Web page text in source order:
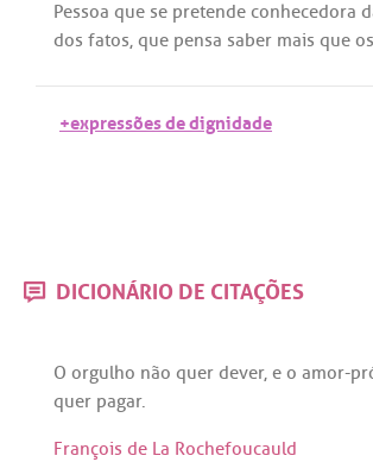
Pessoa que se pretende conhecedora
dos fatos, que pensa saber mais que os
+expressões de dignidade
DICIONÁRIO DE CITAÇÕES
O orgulho não quer dever, e o amor-
quer pagar.
François de La Rochefoucauld